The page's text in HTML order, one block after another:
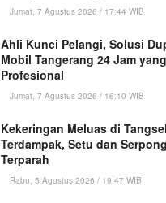
Jumat, 7 Agustus 2026 / 17:44 WIB
Ahli Kunci Pelangi, Solusi
Mobil Tangerang 24 Jam
Profesional
Jumat, 7 Agustus 2026 / 16:10 WIB
Kekeringan Meluas di
Terdampak, Setu dan
Terparah
Rabu, 5 Agustus 2026 / 19:47 WIB